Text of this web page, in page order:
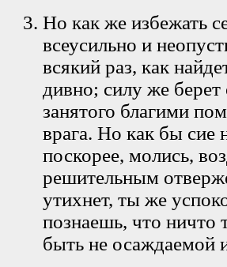
Но как же избежать
всеусильно и
всякий раз, как
дивно; силу же
занятого благими
врага. Но как бы сие
поскорее, молись,
решительным
утихнет, ты же
познаешь, что ничто
быть не осаждаемой